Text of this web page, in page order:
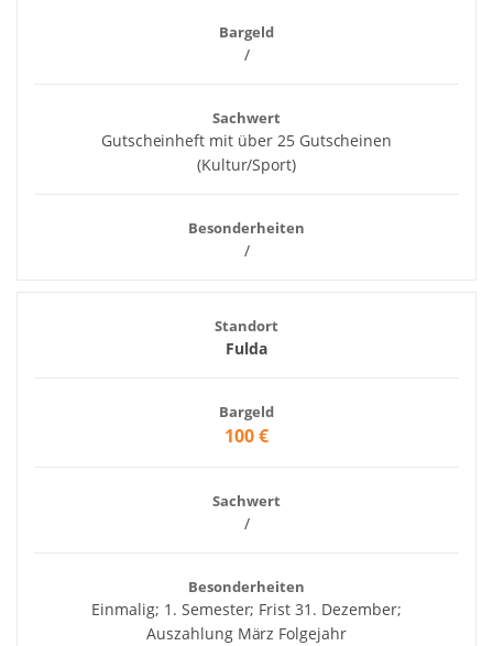
Bargeld
/
Sachwert
Gutscheinheft mit über 25 Gutscheinen
(Kultur/Sport)
Besonderheiten
/
Standort
Fulda
Bargeld
100 €
Sachwert
/
Besonderheiten
Einmalig; 1. Semester; Frist 31. Dezember;
Auszahlung März Folgejahr